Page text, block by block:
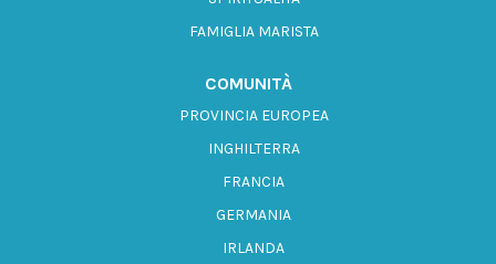
FAMIGLIA MARISTA
COMUNITÀ
PROVINCIA EUROPEA
INGHILTERRA
FRANCIA
GERMANIA
IRLANDA